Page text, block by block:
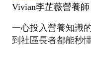
Vivian李芷薇營養師
一心投入營養知識
到社區長者都能秒